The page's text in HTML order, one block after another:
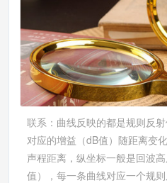
联系：曲线反映的都是规则反
对应的增益（dB值）随距离变
声程距离，纵坐标一般是回波
值），每一条曲线对应一个规